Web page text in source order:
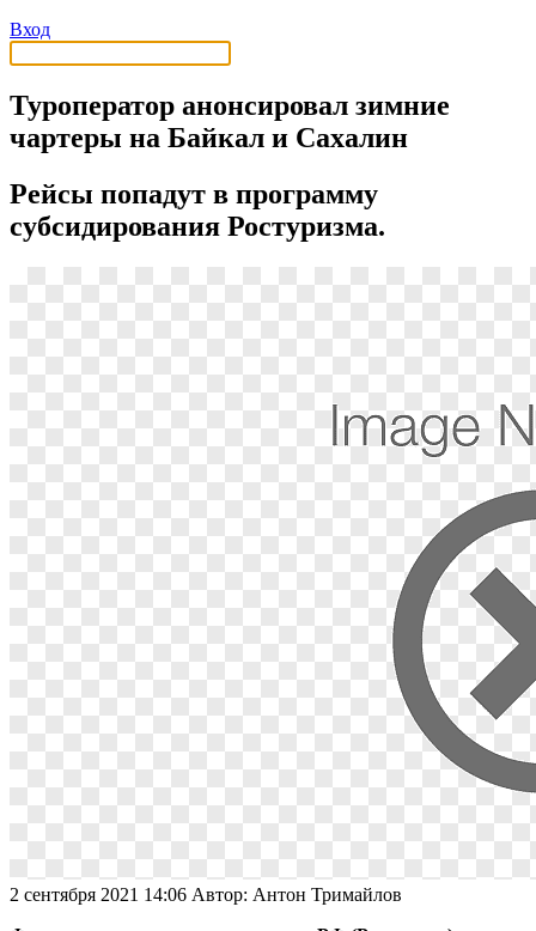
Вход
Туроператор анонсировал зимние
чартеры на Байкал и Сахалин
Рейсы попадут в программу
субсидирования Ростуризма.
2 сентября 2021 14:06 Автор: Антон Тримайлов